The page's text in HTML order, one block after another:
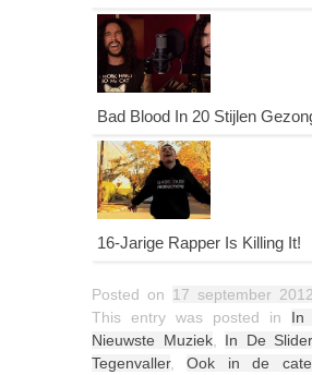
Bad Blood In 20 Stijlen
16-Jarige Rapper Is Killing It!
Posted on 17 september 2012
This entry was posted in In
Nieuwste Muziek, In De Slider
Tegenvaller,Ook in de